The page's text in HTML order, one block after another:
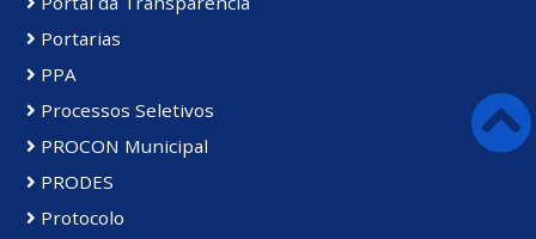
Portarias
PPA
Processos Seletivos
PROCON Municipal
PRODES
Protocolo